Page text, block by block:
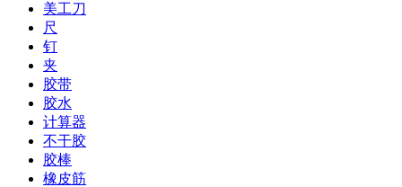
美工刀
尺
钉
夹
胶带
胶水
计算器
不干胶
胶棒
橡皮筋